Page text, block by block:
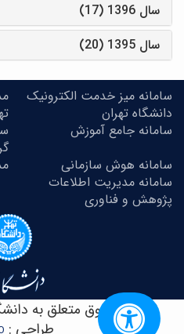
سال 1396 (17)
سال 1395 (20)
سامانه میز خدمت الکترونیک
دانشگاه تهران
سامانه جامع آموزش
سامانه هوش سازمانی
سامانه مدیریت اطلاعات
پژوهش و فناوری
© کلیه حقوق متعلق به
طراحی :